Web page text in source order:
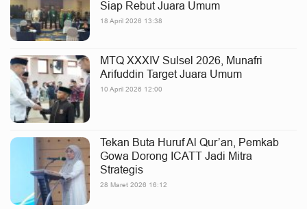
Siap Rebut Juara Umum
18 April 2026 13:38
MTQ XXXIV Sulsel 2026, Munafri
Arifuddin Target Juara Umum
10 April 2026 12:00
Tekan Buta Huruf Al Qur’an, Pemkab
Gowa Dorong ICATT Jadi Mitra
Strategis
28 Maret 2026 16:12